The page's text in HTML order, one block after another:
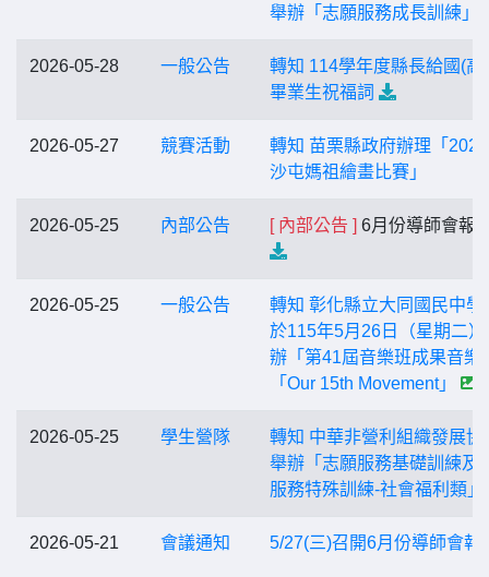
舉辦「志願服務成長訓練」
2026-05-28 一般公告
轉知 114學年度縣長給國(高
畢業生祝福詞
2026-05-27 競賽活動
轉知 苗栗縣政府辦理「
沙屯媽祖繪畫比賽」
2026-05-25 內部公告 [ 內部公告 ] 6月份導師會報
2026-05-25 一般公告
轉知 彰化縣立大同國民中學
於115年5月26日（星期二）
辦「第41屆音樂班成果音樂
「Our 15th Movement」
2026-05-25 學生營隊
轉知 中華非營利組織發展協
舉辦「志願服務基礎訓練及
服務特殊訓練-社會福利類」
2026-05-21 會議通知 5/27(三)召開6月份導師會報